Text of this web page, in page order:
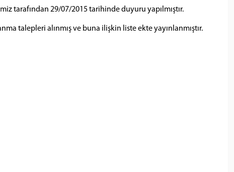
tarafından 29/07/2015 tarihinde duyuru yapılmıştır.
talepleri alınmış ve buna ilişkin liste ekte yayınlanmıştır.